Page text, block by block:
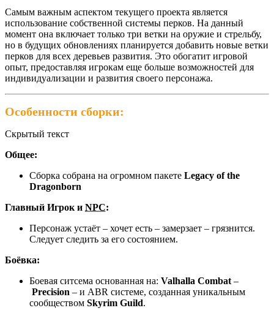
Самым важным аспектом текущего проекта является
использование собственной системы перков. На данный
момент она включает только три ветки на оружие и стрельбу,
но в будущих обновлениях планируется добавить новые ветки
перков для всех деревьев развития. Это обогатит игровой
опыт, предоставляя игрокам еще больше возможностей для
индивидуализации и развития своего персонажа.
Особенности сборки:
Скрытый текст
Общее:
Сборка собрана на огромном пакете Legacy of the
Dragonborn
Главный Игрок и NPC:
Персонаж устаёт – хочет есть – замерзает – грязнится.
Следует следить за его состоянием.
Боёвка:
Боевая ситсема основанная на: Valhalla Combat –
Precision – и ABR системе, созданная уникальным
сообществом Skyrim Guild.